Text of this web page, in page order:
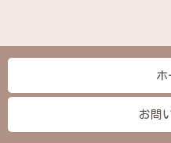
ホ
お問